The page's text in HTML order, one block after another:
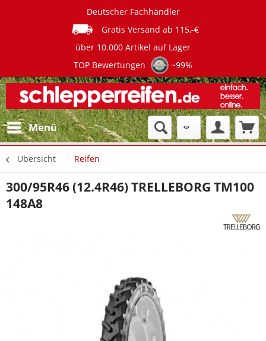
Deutscher Fachhändler
Gratis Versand ab 115,-€
über 10.000 Artikel auf Lager
TOP Bewertungen
~99%
Menü
Übersicht Reifen
300/95R46 (12.4R46) TRELLEBORG TM100
148A8